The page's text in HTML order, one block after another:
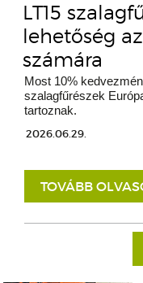
LT15
lehetőség
számára
Most 10%
szalagfűrészek
tartoznak.
2026.06.29.
TOVÁBB